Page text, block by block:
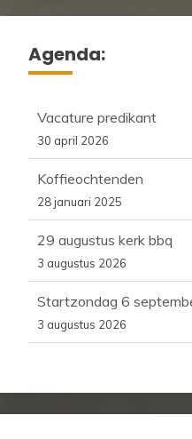
Agenda:
30 april 2026
28 januari 2025
3 augustus 2026
3 augustus 2026